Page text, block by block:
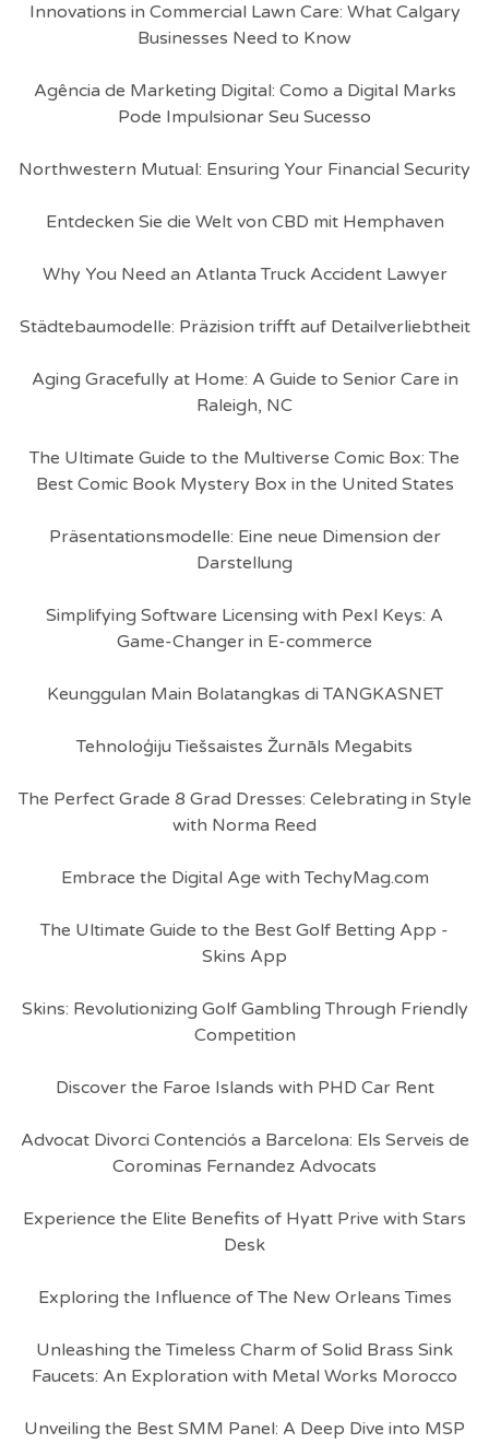
Innovations in Commercial Lawn Care: What Calgary
Businesses Need to Know
Agência de Marketing Digital: Como a Digital Marks
Pode Impulsionar Seu Sucesso
Northwestern Mutual: Ensuring Your Financial Security
Entdecken Sie die Welt von CBD mit Hemphaven
Why You Need an Atlanta Truck Accident Lawyer
Städtebaumodelle: Präzision trifft auf Detailverliebtheit
Aging Gracefully at Home: A Guide to Senior Care in
Raleigh, NC
The Ultimate Guide to the Multiverse Comic Box: The
Best Comic Book Mystery Box in the United States
Präsentationsmodelle: Eine neue Dimension der
Darstellung
Simplifying Software Licensing with Pexl Keys: A
Game-Changer in E-commerce
Keunggulan Main Bolatangkas di TANGKASNET
Tehnoloģiju Tiešsaistes Žurnāls Megabits
The Perfect Grade 8 Grad Dresses: Celebrating in Style
with Norma Reed
Embrace the Digital Age with TechyMag.com
The Ultimate Guide to the Best Golf Betting App -
Skins App
Skins: Revolutionizing Golf Gambling Through Friendly
Competition
Discover the Faroe Islands with PHD Car Rent
Advocat Divorci Contenciós a Barcelona: Els Serveis de
Corominas Fernandez Advocats
Experience the Elite Benefits of Hyatt Prive with Stars
Desk
Exploring the Influence of The New Orleans Times
Unleashing the Timeless Charm of Solid Brass Sink
Faucets: An Exploration with Metal Works Morocco
Unveiling the Best SMM Panel: A Deep Dive into MSP